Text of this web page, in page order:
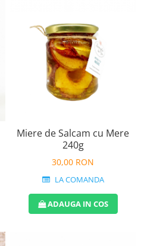
Miere de Salcam cu Mere
240g
30,00 RON
LA COMANDA
ADAUGA IN COS